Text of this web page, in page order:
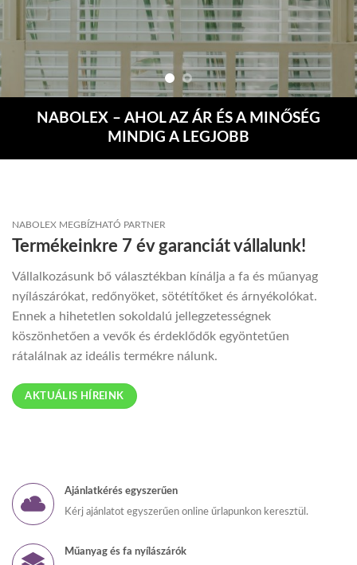
NABOLEX – AHOL AZ ÁR ÉS A MINŐSÉG
MINDIG A LEGJOBB
NABOLEX MEGBÍZHATÓ PARTNER
Termékeinkre 7 év garanciát vállalunk!
Vállalkozásunk bő választékban kínálja a fa és műanyag
nyílászárókat, redőnyöket, sötétítőket és árnyékolókat.
Ennek a hihetetlen sokoldalú jellegzetességnek
köszönhetően a vevők és érdeklődők egyöntetűen
rátalálnak az ideális termékre nálunk.
AKTUÁLIS HÍREINK
Ajánlatkérés egyszerűen
Kérj ajánlatot egyszerűen online űrlapunkon keresztül.
Műanyag és fa nyílászárók